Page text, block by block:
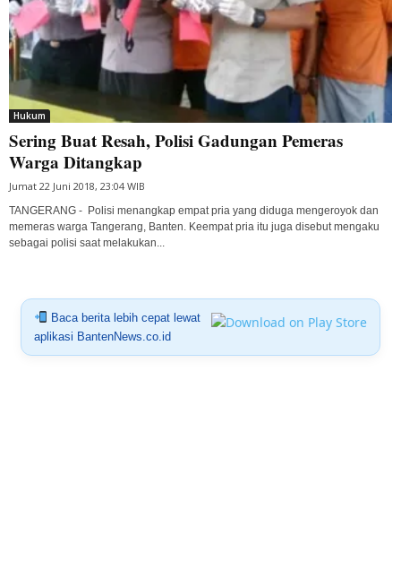
Hukum
Sering Buat Resah, Polisi Gadungan Pemeras
Warga Ditangkap
Jumat 22 Juni 2018, 23:04 WIB
TANGERANG - Polisi menangkap empat pria yang diduga mengeroyok dan
memeras warga Tangerang, Banten. Keempat pria itu juga disebut mengaku
sebagai polisi saat melakukan...
Baca berita lebih cepat lewat
aplikasi BantenNews.co.id